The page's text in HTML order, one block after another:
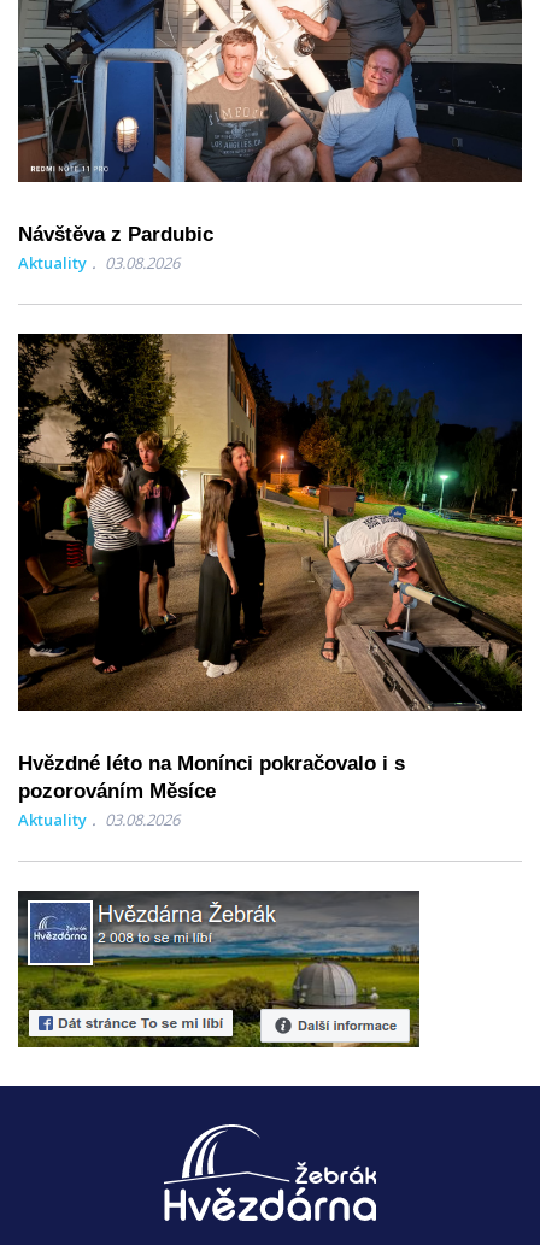
Návštěva z Pardubic
Aktuality 03.08.2026
Hvězdné léto na Monínci pokračovalo i s
pozorováním Měsíce
Aktuality 03.08.2026